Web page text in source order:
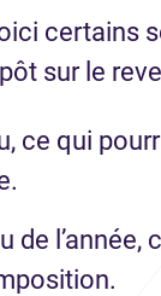
certains
sur le
ce qui
de l’année,